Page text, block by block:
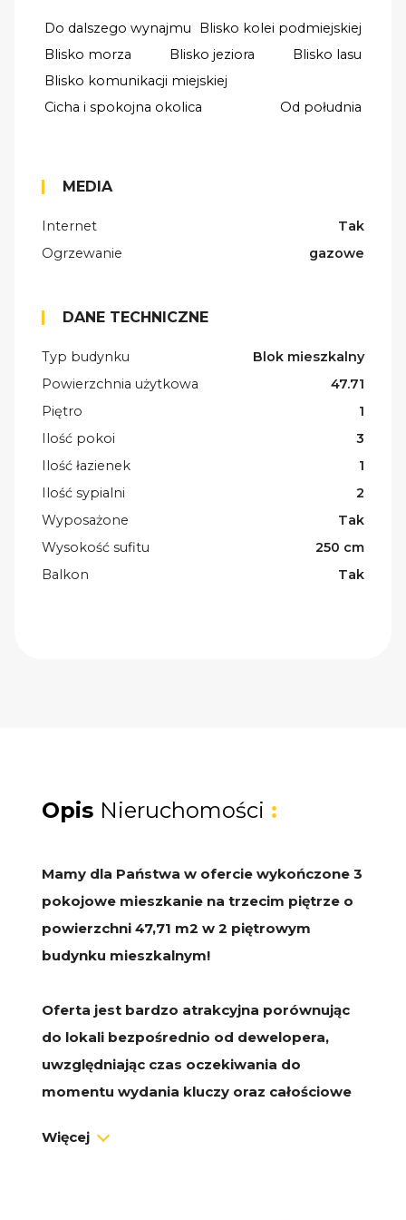
Do dalszego wynajmu
Blisko kolei podmiejskiej
Blisko morza
Blisko jeziora
Blisko lasu
Blisko komunikacji miejskiej
Cicha i spokojna okolica
Od południa
MEDIA
Internet
Tak
Ogrzewanie
gazowe
DANE TECHNICZNE
Typ budynku
Blok mieszkalny
Powierzchnia użytkowa
47.71
Piętro
1
Ilość pokoi
3
Ilość łazienek
1
Ilość sypialni
2
Wyposażone
Tak
Wysokość sufitu
250 cm
Balkon
Tak
Opis Nieruchomości :
Mamy dla Państwa w ofercie wykończone 3
pokojowe mieszkanie na trzecim piętrze o
powierzchni 47,71 m2 w 2 piętrowym
budynku mieszkalnym!
Oferta jest bardzo atrakcyjna porównując
do lokali bezpośrednio od dewelopera,
uwzględniając czas oczekiwania do
momentu wydania kluczy oraz całościowe
Więcej